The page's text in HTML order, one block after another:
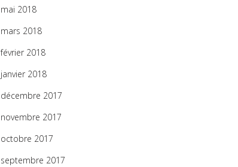
mai 2018
mars 2018
février 2018
janvier 2018
décembre 2017
novembre 2017
octobre 2017
septembre 2017